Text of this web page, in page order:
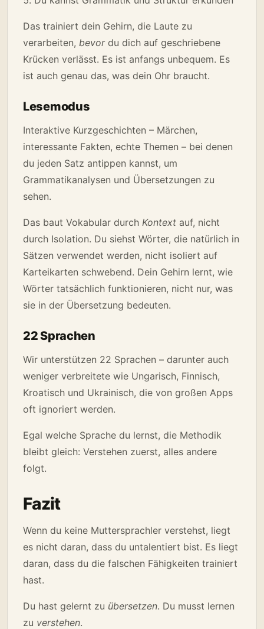
Das trainiert dein Gehirn, die Laute zu
verarbeiten, bevordu dich auf geschriebene
Krücken verlässt. Es ist anfangs unbequem. Es
ist auch genau das, was dein Ohr braucht.
Lesemodus
Interaktive Kurzgeschichten – Märchen,
interessante Fakten, echte Themen – bei denen
du jeden Satz antippen kannst, um
Grammatikanalysen und Übersetzungen zu
sehen.
Das baut Vokabular durch Kontext auf, nicht
durch Isolation. Du siehst Wörter, die natürlich in
Sätzen verwendet werden, nicht isoliert auf
Karteikarten schwebend. Dein Gehirn lernt, wie
Wörter tatsächlich funktionieren, nicht nur, was
sie in der Übersetzung bedeuten.
22 Sprachen
Wir unterstützen 22 Sprachen – darunter auch
weniger verbreitete wie Ungarisch, Finnisch,
Kroatisch und Ukrainisch, die von großen Apps
oft ignoriert werden.
Egal welche Sprache du lernst, die Methodik
bleibt gleich: Verstehen zuerst, alles andere
folgt.
Fazit
Wenn du keine Muttersprachler verstehst, liegt
es nicht daran, dass du untalentiert bist. Es liegt
daran, dass du die falschen Fähigkeiten trainiert
hast.
Du hast gelernt zu übersetzen. Du musst lernen
zu verstehen.